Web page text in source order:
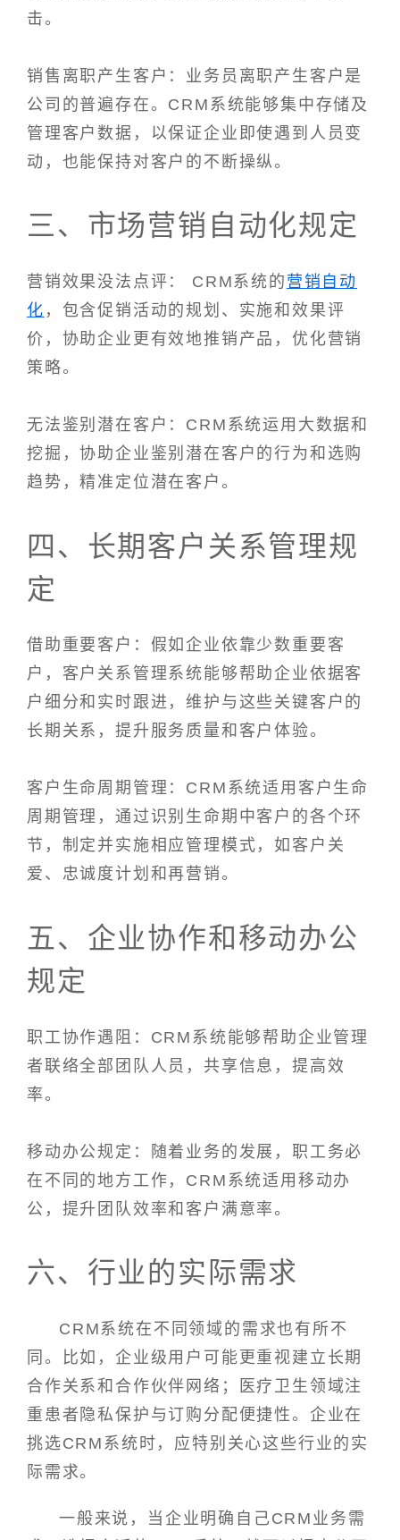
击。
销售离职产生客户：业务员离职产生客户是
公司的普遍存在。CRM系统能够集中存储及
管理客户数据，以保证企业即使遇到人员变
动，也能保持对客户的不断操纵。
三、市场营销自动化规定
营销效果没法点评： CRM系统的 营销自动
化 ，包含促销活动的规划、实施和效果评
价，协助企业更有效地推销产品，优化营销
策略。
无法鉴别潜在客户：CRM系统运用大数据和
挖掘，协助企业鉴别潜在客户的行为和选购
趋势，精准定位潜在客户。
四、长期客户关系管理规
定
借助重要客户：假如企业依靠少数重要客
户，客户关系管理系统能够帮助企业依据客
户细分和实时跟进，维护与这些关键客户的
长期关系，提升服务质量和客户体验。
客户生命周期管理：CRM系统适用客户生命
周期管理，通过识别生命期中客户的各个环
节，制定并实施相应管理模式，如客户关
爱、忠诚度计划和再营销。
五、企业协作和移动办公
规定
职工协作遇阻：CRM系统能够帮助企业管理
者联络全部团队人员，共享信息，提高效
率。
移动办公规定：随着业务的发展，职工务必
在不同的地方工作，CRM系统适用移动办
公，提升团队效率和客户满意率。
六、行业的实际需求
CRM系统在不同领域的需求也有所不
同。比如，企业级用户可能更重视建立长期
合作关系和合作伙伴网络；医疗卫生领域注
重患者隐私保护与订购分配便捷性。企业在
挑选CRM系统时，应特别关心这些行业的实
际需求。
一般来说，当企业明确自己CRM业务需